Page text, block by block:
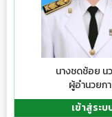
นางชดช้อย น
ผู้อำนวยก
เข้าสู่ระบ